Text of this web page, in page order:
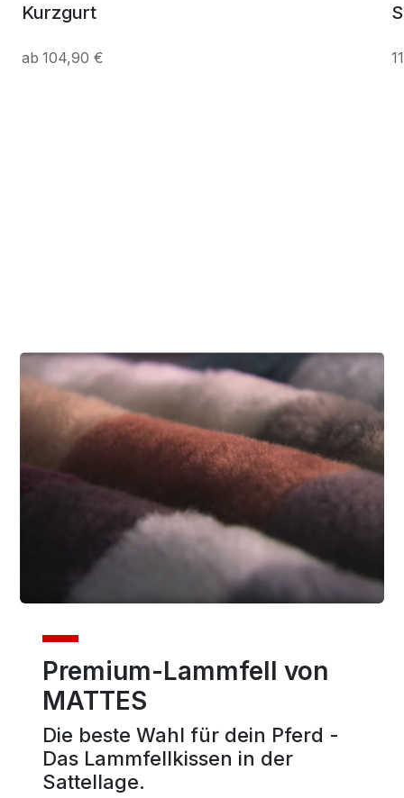
Kurzgurt
104,90 €
Premium-Lammfell von
MATTES
Die beste Wahl für dein Pferd -
Das Lammfellkissen in der
Sattellage.